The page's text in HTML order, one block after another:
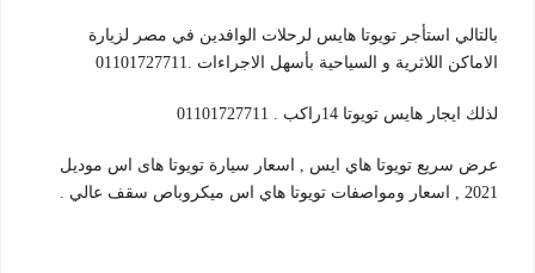
بالتالي استأجر تويوتا هايس لرحلات الوافدين في مصر لزيارة
الاماكن اللاثرية و السياحية بأسهل الاجراءات .01101727711
لذلك ايجار هايس تويوتا 14راكب . 01101727711
عرض سريع تويوتا هاي ايس , اسعار سيارة تويوتا هاى اس موديل
2021 , اسعار ومواصفات تويوتا هاي اس ميكروباص سقف عالي .